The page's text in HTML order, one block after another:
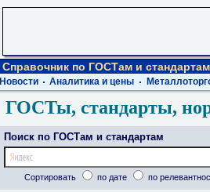
Справочник по ГОСТам и стандартам
Новости Аналитика и цены
ГОСТы, стандарты,
Поиск по ГОСТам и стандартам
Сортировать по дате по